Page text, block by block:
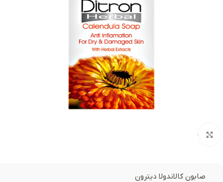
بزرگنمایی تصویر
صابون کالاندولا دیترون